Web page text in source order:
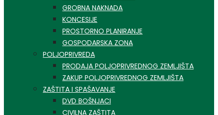
GROBNA NAKNADA
KONCESIJE
PROSTORNO PLANIRANJE
GOSPODARSKA ZONA
POLJOPRIVREDA
PRODAJA POLJOPRIVREDNOG ZEMLJIŠTA
ZAKUP POLJOPRIVREDNOG ZEMLJIŠTA
ZAŠTITA I SPAŠAVANJE
DVD BOŠNJACI
CIVILNA ZAŠTITA